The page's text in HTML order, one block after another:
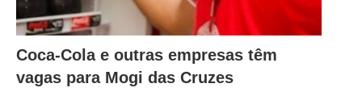
Coca-Cola e outras empresas têm
vagas para Mogi das Cruzes